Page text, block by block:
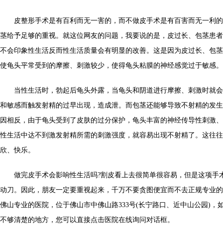
皮整形手术是有百利而无一害的，而不做皮手术是有百害而无一利
茎给予足够的重视。就这位网友的问题，我要说的是，皮过长、包茎患
不会印象性生活反而性生活质量会有明显的改善。这是因为皮过长、包
使龟头平常受到的摩擦、刺激较少，使得龟头粘膜的神经感觉过于敏感。
当性生活时，勃起后龟头外露，当龟头和阴道进行摩擦、刺激时就
和敏感而触发射精的过早出现，造成泄。而包茎还能够导致不射精的发
因相反，由于龟头受到了皮肤的过分保护，龟头丰富的神经传导性刺激
性生活中达不到激发射精所需的刺激强度，就容易出现不射精了。这往
欣、快乐。
做完皮手术会影响性生活吗?割皮看上去很简单很容易，但是这项手
动刀。因此，朋友一定要重视起来，千万不要贪图便宜而不去正规专业
佛山专业的医院，位于佛山市中佛山路333号(长宁路口、近中山公园)，
不够清楚的地方，您可以直接点击医院在线询问对话框。